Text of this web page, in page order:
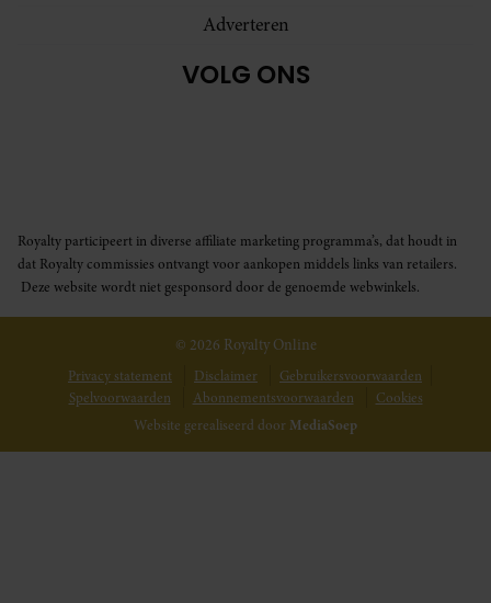
Adverteren
VOLG ONS
Royalty participeert in diverse affiliate marketing programma’s, dat houdt in
dat Royalty commissies ontvangt voor aankopen middels links van retailers.
Deze website wordt niet gesponsord door de genoemde webwinkels.
© 2026 Royalty Online
Privacy statement Disclaimer
Gebruikersvoorwaarden
Spelvoorwaarden
Abonnementsvoorwaarden
Cookies
Website gerealiseerd door MediaSoep